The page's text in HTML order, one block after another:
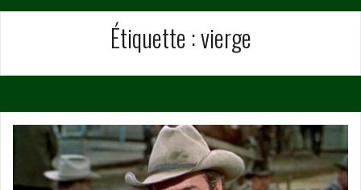
Étiquette :vierge